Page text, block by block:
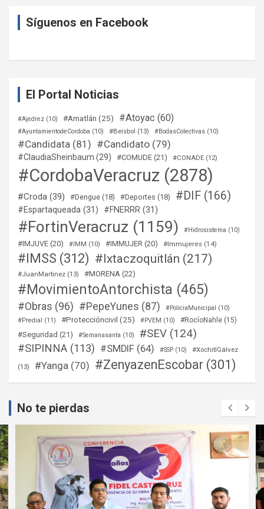
Síguenos en Facebook
El Portal Noticias
#Ajedrez (10) #Amatlán (25) #Atoyac (60)
#AyuntamientodeCordoba (10) #Beisbol (13) #BodasColectivas (10)
#Candidata (81) #Candidato (79)
#ClaudiaSheinbaum (29) #COMUDE (21) #CONADE (12)
#CordobaVeracruz (2878)
#Croda (39) #Dengue (18) #Deportes (18) #DIF (166)
#Espartaqueada (31) #FNERRR (31)
#FortinVeracruz (1159) #Hidrosistema (10)
#IMJUVE (20) #IMM (10) #IMMUJER (20) #Immujeres (14)
#IMSS (312) #Ixtaczoquitlán (217)
#JuanMartinez (13) #MORENA (22)
#MovimientoAntorchista (465)
#Obras (96) #PepeYunes (87) #PoliciaMunicipal (10)
#Predial (11) #Proteccióncivil (25) #PVEM (10) #RocíoNahle (15)
#Seguridad (21) #Semanasanta (10) #SEV (124)
#SIPINNA (113) #SMDIF (64) #SSP (10) #XóchitlGálvez
(13) #Yanga (70) #ZenyazenEscobar (301)
No te pierdas